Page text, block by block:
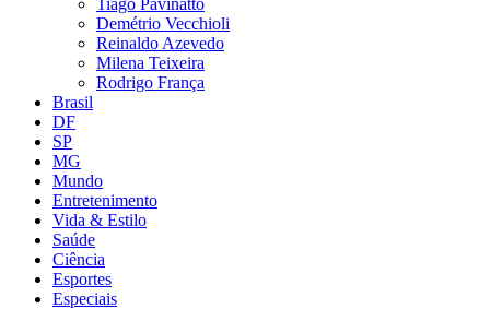
Demétrio Vecchioli
Reinaldo Azevedo
Milena Teixeira
Rodrigo França
Brasil
DF
SP
MG
Mundo
Entretenimento
Vida & Estilo
Saúde
Ciência
Esportes
Especiais